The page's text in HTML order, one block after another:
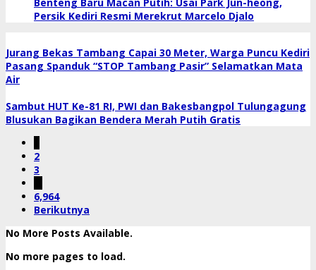
Persik Kediri Resmi Merekrut Marcelo Djalo
Jurang Bekas Tambang Capai 30 Meter, Warga Puncu Kediri
Pasang Spanduk “STOP Tambang Pasir” Selamatkan Mata
Air
Sambut HUT Ke-81 RI, PWI dan Bakesbangpol Tulungagung
Blusukan Bagikan Bendera Merah Putih Gratis
2
3
6,964
Berikutnya
No More Posts Available.
No more pages to load.